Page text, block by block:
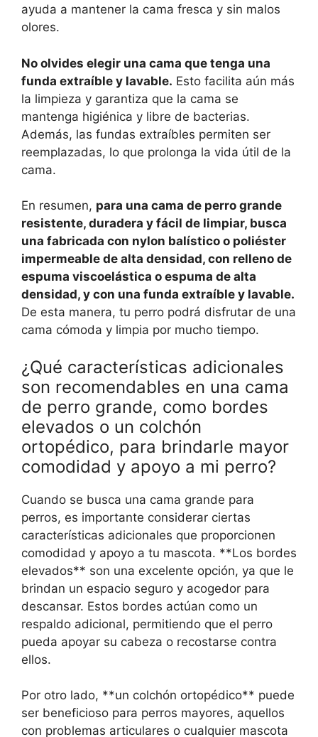
ayuda a mantener la cama fresca y sin malos
olores.
No olvides elegir una cama que tenga una
funda extraíble y lavable. Esto facilita aún más
la limpieza y garantiza que la cama se
mantenga higiénica y libre de bacterias.
Además, las fundas extraíbles permiten ser
reemplazadas, lo que prolonga la vida útil de la
cama.
En resumen, para una cama de perro grande
resistente, duradera y fácil de limpiar, busca
una fabricada con nylon balístico o poliéster
impermeable de alta densidad, con relleno de
espuma viscoelástica o espuma de alta
densidad, y con una funda extraíble y lavable.
De esta manera, tu perro podrá disfrutar de una
cama cómoda y limpia por mucho tiempo.
¿Qué características adicionales
son recomendables en una cama
de perro grande, como bordes
elevados o un colchón
ortopédico, para brindarle mayor
comodidad y apoyo a mi perro?
Cuando se busca una cama grande para
perros, es importante considerar ciertas
características adicionales que proporcionen
comodidad y apoyo a tu mascota. **Los bordes
elevados** son una excelente opción, ya que le
brindan un espacio seguro y acogedor para
descansar. Estos bordes actúan como un
respaldo adicional, permitiendo que el perro
pueda apoyar su cabeza o recostarse contra
ellos.
Por otro lado, **un colchón ortopédico** puede
ser beneficioso para perros mayores, aquellos
con problemas articulares o cualquier mascota